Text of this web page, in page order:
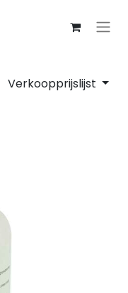
Verkoopprijslijst